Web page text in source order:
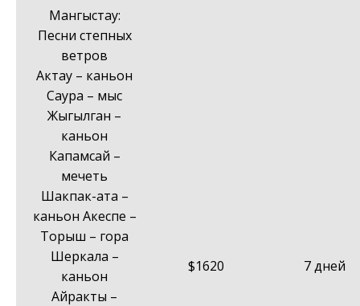
Мангыстау:
Песни степных
ветров
Актау – каньон
Саура – мыс
Жыгылган –
каньон
Капамсай –
мечеть
Шакпак-ата –
каньон Акеспе –
Торыш – гора
Шеркала –
каньон
Айракты –
$1620 7 дней